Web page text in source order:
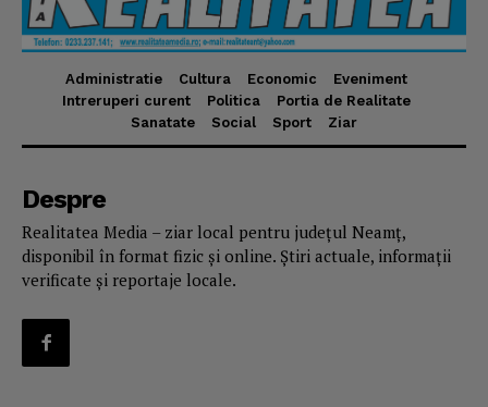
Administratie Cultura Economic
Eveniment
Intreruperi curent
Politica
Portia de Realitate
Sanatate
Social Sport Ziar
Despre
Realitatea Media – ziar local pentru județul Neamț,
disponibil în format fizic și online. Știri actuale, informații
verificate și reportaje locale.